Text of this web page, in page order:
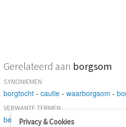
Gerelateerd aan borgsom
SYNONIEMEN
borgtocht - cautie - waarborgsom -
VERWANTE TERMEN
bedragPrivacy & Cookies